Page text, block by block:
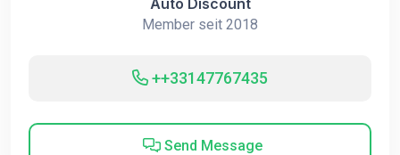
Auto Discount
Member seit 2018
++33147767435
Send Message